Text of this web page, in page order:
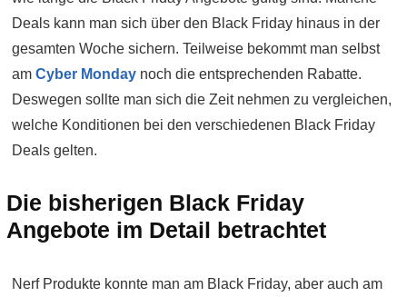
Deals kann man sich über den Black Friday hinaus in der
gesamten Woche sichern. Teilweise bekommt man selbst
am Cyber Monday noch die entsprechenden Rabatte.
Deswegen sollte man sich die Zeit nehmen zu vergleichen,
welche Konditionen bei den verschiedenen Black Friday
Deals gelten.
Die bisherigen Black Friday
Angebote im Detail betrachtet
Nerf Produkte konnte man am Black Friday, aber auch am